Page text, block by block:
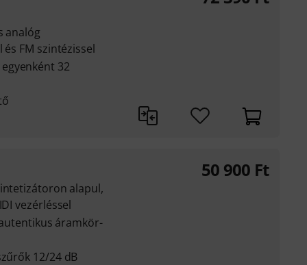
analóg
FM szintézissel
32
alapul,
vezérléssel
áramkör-
12/24 dB
50 900 Ft